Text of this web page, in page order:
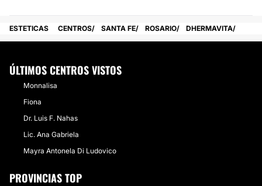
ESTETICAS CENTROS SANTA FE ROSARIO DHERMAVITA
ÚLTIMOS CENTROS VISTOS
Monnalisa
Fiona
Dr. Luis F. Nahas
Lic. Ana Gabriela
Mayra Antonela Di Ludovico
PROVINCIAS TOP